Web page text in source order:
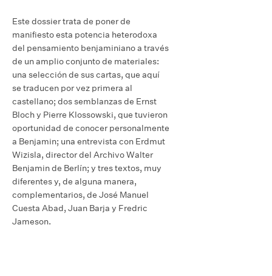
Este dossier trata de poner de
manifiesto esta potencia heterodoxa
del pensamiento benjaminiano a través
de un amplio conjunto de materiales:
una selección de sus cartas, que aquí
se traducen por vez primera al
castellano; dos semblanzas de Ernst
Bloch y Pierre Klossowski, que tuvieron
oportunidad de conocer personalmente
a Benjamin; una entrevista con Erdmut
Wizisla, director del Archivo Walter
Benjamin de Berlín; y tres textos, muy
diferentes y, de alguna manera,
complementarios, de José Manuel
Cuesta Abad, Juan Barja y Fredric
Jameson.